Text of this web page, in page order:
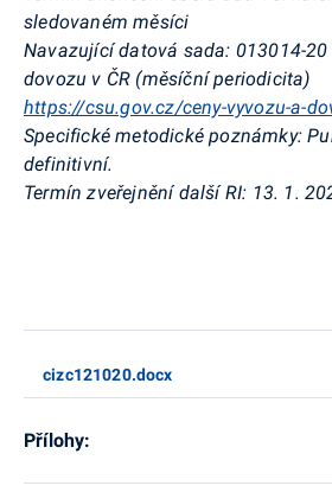
sledovaném měsíci
Navazující datová sada: 013014-20
dovozu v ČR (měsíční periodicita)
https://csu.gov.cz/ceny-vyvozu-a-
Specifické metodické poznámky:
definitivní.
Termín zveřejnění další RI: 13. 1.
cizc121020.docx
Přílohy: